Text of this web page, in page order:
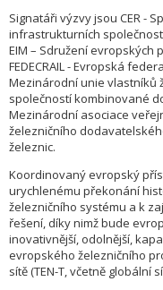
Signatáři výzvy jsou CER -
infrastrukturních
EIM – Sdružení
FEDECRAIL - Evropská
Mezinárodní unie vlastníků
společností kombinované
Mezinárodní asociace
železničního
železnic.
Koordinovaný evropský
urychlenému překonání
železničního systému a k
řešení, díky nimž bude
inovativnější, odolnější,
evropského železničního
sítě (TEN-T, včetně globální